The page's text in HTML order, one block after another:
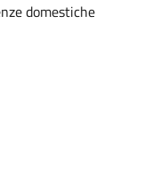
domestiche